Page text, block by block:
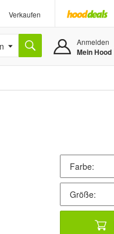
Verkaufen
Anmelden
Mein Hood